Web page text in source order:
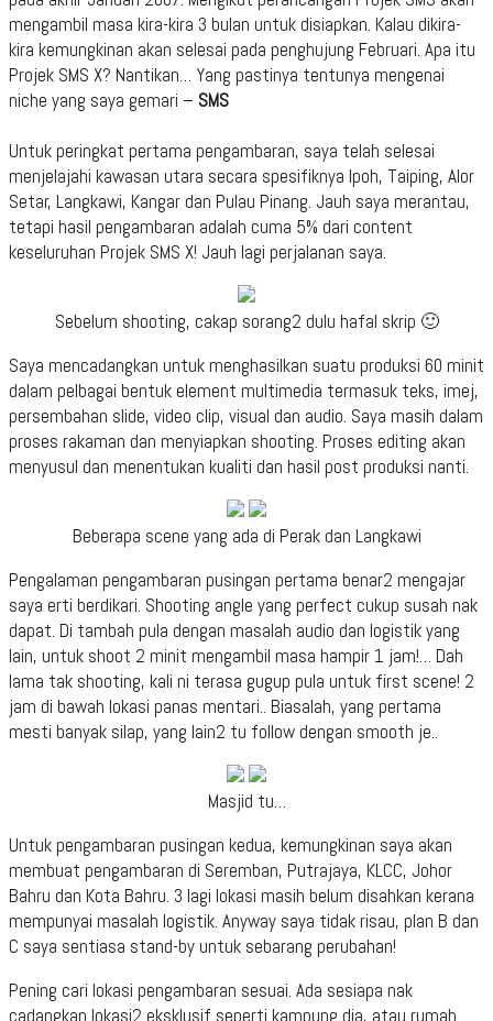
mengambil masa kira-kira 3 bulan untuk disiapkan. Kalau dikira-
kira kemungkinan akan selesai pada penghujung Februari. Apa itu
Projek SMS X? Nantikan… Yang pastinya tentunya mengenai
niche yang saya gemari – SMS
Untuk peringkat pertama pengambaran, saya telah selesai
menjelajahi kawasan utara secara spesifiknya Ipoh, Taiping, Alor
Setar, Langkawi, Kangar dan Pulau Pinang. Jauh saya merantau,
tetapi hasil pengambaran adalah cuma 5% dari content
keseluruhan Projek SMS X! Jauh lagi perjalanan saya.
Sebelum shooting, cakap sorang2 dulu hafal skrip 🙂
Saya mencadangkan untuk menghasilkan suatu produksi 60 minit
dalam pelbagai bentuk element multimedia termasuk teks, imej,
persembahan slide, video clip, visual dan audio. Saya masih dalam
proses rakaman dan menyiapkan shooting. Proses editing akan
menyusul dan menentukan kualiti dan hasil post produksi nanti.
Beberapa scene yang ada di Perak dan Langkawi
Pengalaman pengambaran pusingan pertama benar2 mengajar
saya erti berdikari. Shooting angle yang perfect cukup susah nak
dapat. Di tambah pula dengan masalah audio dan logistik yang
lain, untuk shoot 2 minit mengambil masa hampir 1 jam!… Dah
lama tak shooting, kali ni terasa gugup pula untuk first scene! 2
jam di bawah lokasi panas mentari.. Biasalah, yang pertama
mesti banyak silap, yang lain2 tu follow dengan smooth je..
Masjid tu…
Untuk pengambaran pusingan kedua, kemungkinan saya akan
membuat pengambaran di Seremban, Putrajaya, KLCC, Johor
Bahru dan Kota Bahru. 3 lagi lokasi masih belum disahkan kerana
mempunyai masalah logistik. Anyway saya tidak risau, plan B dan
C saya sentiasa stand-by untuk sebarang perubahan!
Pening cari lokasi pengambaran sesuai. Ada sesiapa nak
cadangkan lokasi2 eksklusif seperti kampung dia, atau rumah